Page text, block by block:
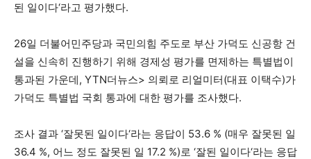
된 일이다‘라고 평가했다.
26일 더불어민주당과 국민의힘 주도로 부산 가덕도 신공항 건
설을 신속히 진행하기 위해 경제성 평가를 면제하는 특별법이
통과된 가운데 , YTN더뉴스> 의뢰로 리얼미터 (대표 이택수)가
가덕도 특별법 국회 통과에 대한 평가를 조사했다.
조사 결과 ‘잘못된 일이다‘라는 응답이 53.6 % (매우 잘못된 일
36.4 %, 어느 정도 잘못된 일 17.2 %)로 ‘잘된 일이다‘라는 응답